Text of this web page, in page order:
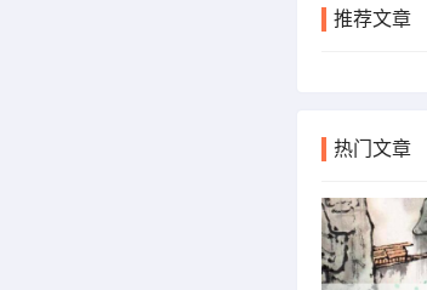
推荐文章
热门文章